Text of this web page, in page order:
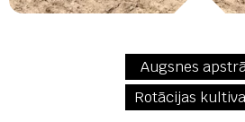
Augsnes
Rotācijas